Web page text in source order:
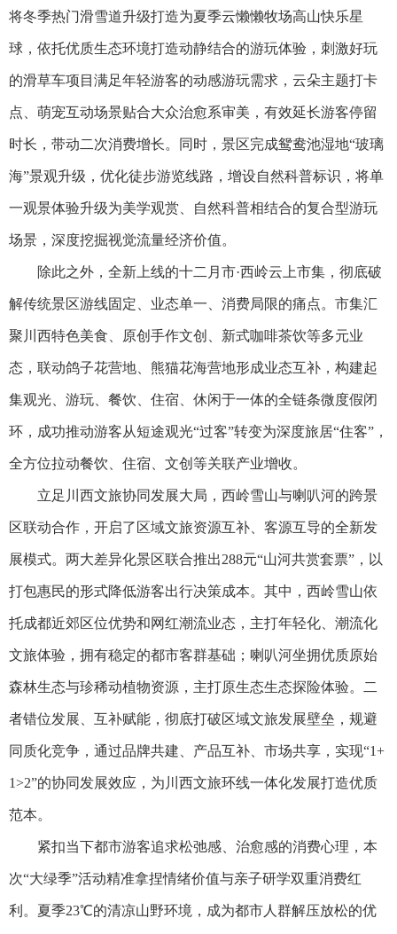
将冬季热门滑雪道升级打造为夏季云懒懒牧场高山快乐星
球，依托优质生态环境打造动静结合的游玩体验，刺激好玩
的滑草车项目满足年轻游客的动感游玩需求，云朵主题打卡
点、萌宠互动场景贴合大众治愈系审美，有效延长游客停留
时长，带动二次消费增长。同时，景区完成鸳鸯池湿地“玻璃
海”景观升级，优化徒步游览线路，增设自然科普标识，将单
一观景体验升级为美学观赏、自然科普相结合的复合型游玩
场景，深度挖掘视觉流量经济价值。
除此之外，全新上线的十二月市·西岭云上市集，彻底破
解传统景区游线固定、业态单一、消费局限的痛点。市集汇
聚川西特色美食、原创手作文创、新式咖啡茶饮等多元业
态，联动鸽子花营地、熊猫花海营地形成业态互补，构建起
集观光、游玩、餐饮、住宿、休闲于一体的全链条微度假闭
环，成功推动游客从短途观光“过客”转变为深度旅居“住客”，
全方位拉动餐饮、住宿、文创等关联产业增收。
立足川西文旅协同发展大局，西岭雪山与喇叭河的跨景
区联动合作，开启了区域文旅资源互补、客源互导的全新发
展模式。两大差异化景区联合推出288元“山河共赏套票”，以
打包惠民的形式降低游客出行决策成本。其中，西岭雪山依
托成都近郊区位优势和网红潮流业态，主打年轻化、潮流化
文旅体验，拥有稳定的都市客群基础；喇叭河坐拥优质原始
森林生态与珍稀动植物资源，主打原生态生态探险体验。二
者错位发展、互补赋能，彻底打破区域文旅发展壁垒，规避
同质化竞争，通过品牌共建、产品互补、市场共享，实现“1+
1>2”的协同发展效应，为川西文旅环线一体化发展打造优质
范本。
紧扣当下都市游客追求松弛感、治愈感的消费心理，本
次“大绿季”活动精准拿捏情绪价值与亲子研学双重消费红
利。夏季23℃的清凉山野环境，成为都市人群解压放松的优